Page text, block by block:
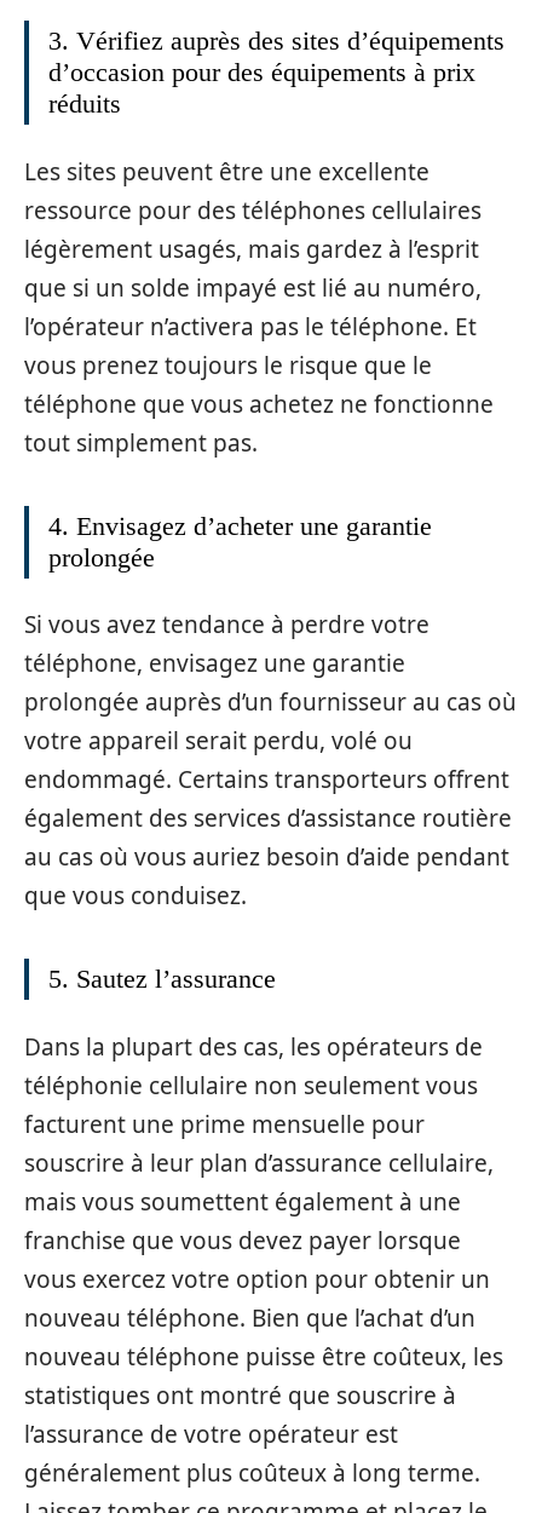
3. Vérifiez auprès des sites d’équipements
d’occasion pour des équipements à prix
réduits
Les sites peuvent être une excellente
ressource pour des téléphones cellulaires
légèrement usagés, mais gardez à l’esprit
que si un solde impayé est lié au numéro,
l’opérateur n’activera pas le téléphone. Et
vous prenez toujours le risque que le
téléphone que vous achetez ne fonctionne
tout simplement pas.
4. Envisagez d’acheter une garantie
prolongée
Si vous avez tendance à perdre votre
téléphone, envisagez une garantie
prolongée auprès d’un fournisseur au cas où
votre appareil serait perdu, volé ou
endommagé. Certains transporteurs offrent
également des services d’assistance routière
au cas où vous auriez besoin d’aide pendant
que vous conduisez.
5. Sautez l’assurance
Dans la plupart des cas, les opérateurs de
téléphonie cellulaire non seulement vous
facturent une prime mensuelle pour
souscrire à leur plan d’assurance cellulaire,
mais vous soumettent également à une
franchise que vous devez payer lorsque
vous exercez votre option pour obtenir un
nouveau téléphone. Bien que l’achat d’un
nouveau téléphone puisse être coûteux, les
statistiques ont montré que souscrire à
l’assurance de votre opérateur est
généralement plus coûteux à long terme.